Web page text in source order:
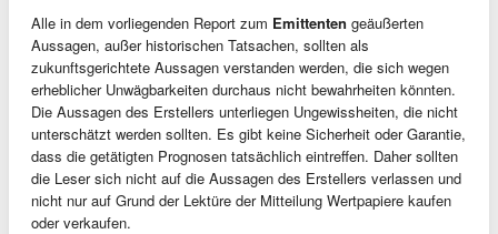
Alle in dem vorliegenden Report zum Emittenten geäußerten
Aussagen, außer historischen Tatsachen, sollten als
zukunftsgerichtete Aussagen verstanden werden, die sich wegen
erheblicher Unwägbarkeiten durchaus nicht bewahrheiten könnten.
Die Aussagen des Erstellers unterliegen Ungewissheiten, die nicht
unterschätzt werden sollten. Es gibt keine Sicherheit oder Garantie,
dass die getätigten Prognosen tatsächlich eintreffen. Daher sollten
die Leser sich nicht auf die Aussagen des Erstellers verlassen und
nicht nur auf Grund der Lektüre der Mitteilung Wertpapiere kaufen
oder verkaufen.